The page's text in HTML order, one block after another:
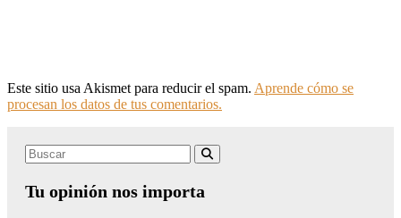
Este sitio usa Akismet para reducir el spam. Aprende cómo se
procesan los datos de tus comentarios.
Search
Tu opinión nos importa